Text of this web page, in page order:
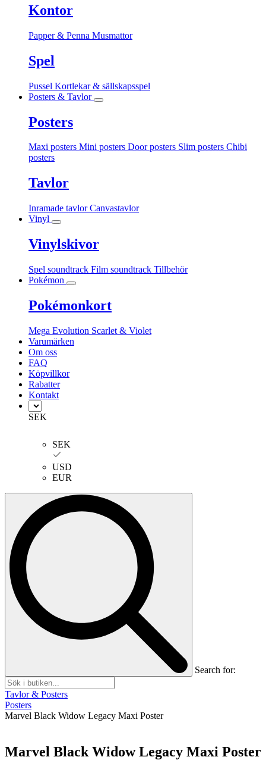
Kontor
Papper & Penna Musmattor
Spel
Pussel Kortlekar & sällskapsspel
Posters & Tavlor
Posters
Maxi posters Mini posters Door posters Slim posters Chibi
posters
Tavlor
Inramade tavlorCanvastavlor
Vinyl
Vinylskivor
Spel soundtrack Film soundtrack Tillbehör
Pokémon
Pokémonkort
Mega Evolution Scarlet & Violet
Varumärken
Om oss
FAQ
Köpvillkor
Rabatter
Kontakt
SEK
SEK
USD
EUR
Search for:
Tavlor & Posters
Posters
Marvel Black Widow Legacy Maxi Poster
Marvel Black Widow Legacy Maxi Poster